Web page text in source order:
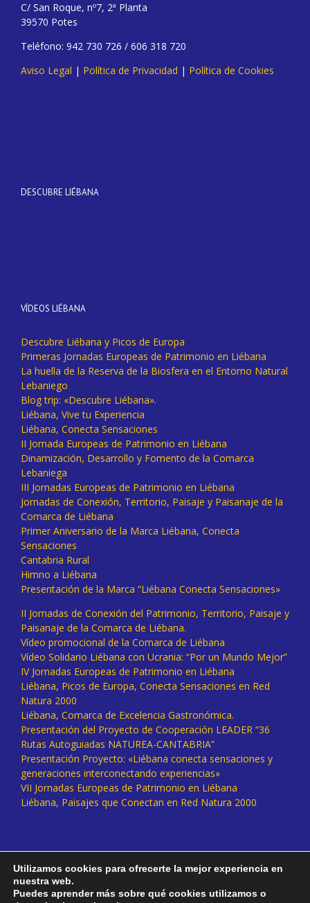
C/ San Roque, nº7, 2ª Planta
39570 Potes
Teléfono: 942 730 726 / 606 318 720
Aviso Legal | Política de Privacidad | Política de Cookies
DESCUBRE LIÉBANA
VÍDEOS LIÉBANA
Descubre Liébana y Picos de Europa
Primeras Jornadas Europeas de Patrimonio en Liébana
La huella de la Reserva de la Biosfera en el Entorno Natural
Lebaniego
Blog trip: «Descubre Liébana».
Liébana, Vive tu Experiencia
Liébana, Conecta Sensaciones
II Jornada Europeas de Patrimonio en Liébana
Dinamización, Desarrollo y Fomento de la Comarca
Lebaniega
III Jornadas Europeas de Patrimonio en Liébana
Jornadas de Conexión, Territorio, Paisaje y Paisanaje de la
Comarca de Liébana
Primer Aniversario de la Marca Liébana, Conecta
Sensaciones
Cantabria Rural
Himno a Liébana
Presentación de la Marca “Liébana Conecta Sensaciones»
II Jornadas de Conexión del Patrimonio, Territorio, Paisaje y
Paisanaje de la Comarca de Liébana.
Vídeo promocional de la Comarca de Liébana
Vídeo Solidario Liébana con Ucrania: “Por un Mundo Mejor”
IV Jornadas Europeas de Patrimonio en Liébana
Liébana, Picos de Europa, Conecta Sensaciones en Red
Natura 2000
Liébana, Comarca de Excelencia Gastronómica.
Presentación del Proyecto de Cooperación LEADER “36
Rutas Autoguiadas NATUREA-CANTABRIA”
Presentación Proyecto: «Liébana conecta sensaciones y
generaciones interconectando experiencias»
VII Jornadas Europeas de Patrimonio en Liébana
Liébana, Paisajes que Conectan en Red Natura 2000
Utilizamos cookies para ofrecerte la mejor experiencia en
nuestra web.
Puedes aprender más sobre qué cookies utilizamos o